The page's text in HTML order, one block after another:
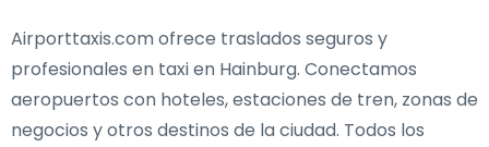
Airporttaxis.com ofrece traslados seguros y
profesionales en taxi en Hainburg. Conectamos
aeropuertos con hoteles, estaciones de tren, zonas de
negocios y otros destinos de la ciudad. Todos los